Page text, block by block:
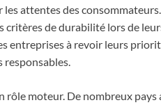
attentes des
critères de durabilité lors de
entreprises à revoir leurs
responsables.
rôle moteur. De nombreux